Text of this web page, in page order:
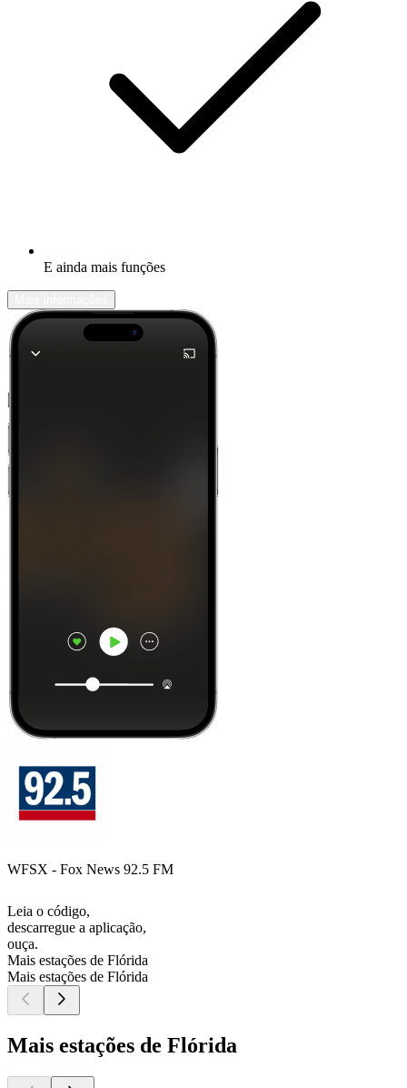
E ainda mais funções
WFSX - Fox News 92.5 FM
Leia o código,
descarregue a aplicação,
ouça.
Mais estações de Flórida
Mais estações de Flórida
Mais estações de Flórida